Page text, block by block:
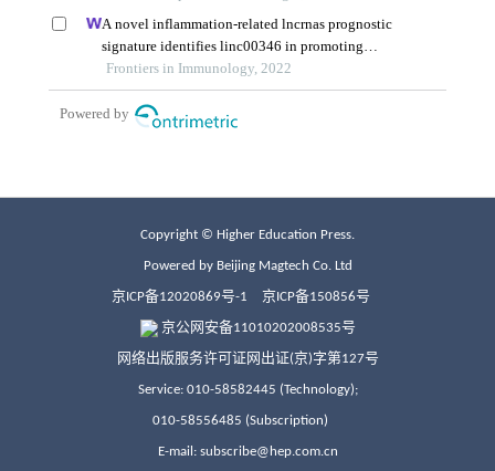
Copyright © Higher Education Press.
Powered by Beijing Magtech Co. Ltd
京ICP备12020869号-1 京ICP备150856号
京公网安备11010202008535号
网络出版服务许可证网出证(京)字第127号
Service: 010-58582445 (Technology);
010-58556485 (Subscription)
E-mail: subscribe@hep.com.cn